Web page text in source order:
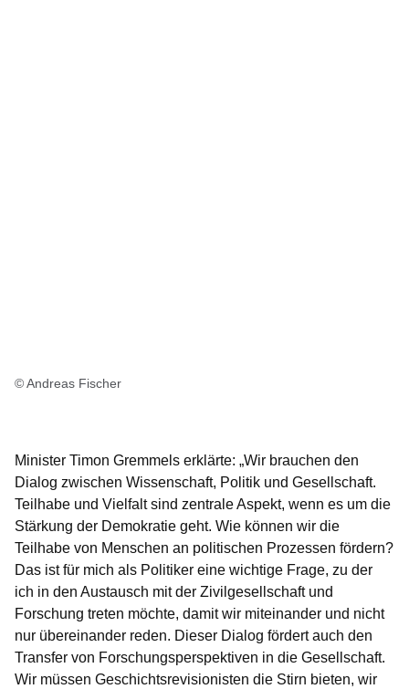
© Andreas Fischer
Minister Timon Gremmels erklärte: „Wir brauchen den
Dialog zwischen Wissenschaft, Politik und Gesellschaft.
Teilhabe und Vielfalt sind zentrale Aspekt, wenn es um die
Stärkung der Demokratie geht. Wie können wir die
Teilhabe von Menschen an politischen Prozessen fördern?
Das ist für mich als Politiker eine wichtige Frage, zu der
ich in den Austausch mit der Zivilgesellschaft und
Forschung treten möchte, damit wir miteinander und nicht
nur übereinander reden. Dieser Dialog fördert auch den
Transfer von Forschungsperspektiven in die Gesellschaft.
Wir müssen Geschichtsrevisionisten die Stirn bieten, wir